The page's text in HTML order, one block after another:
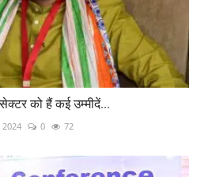
को हैं कई उम्मीदें...
2024 0 72